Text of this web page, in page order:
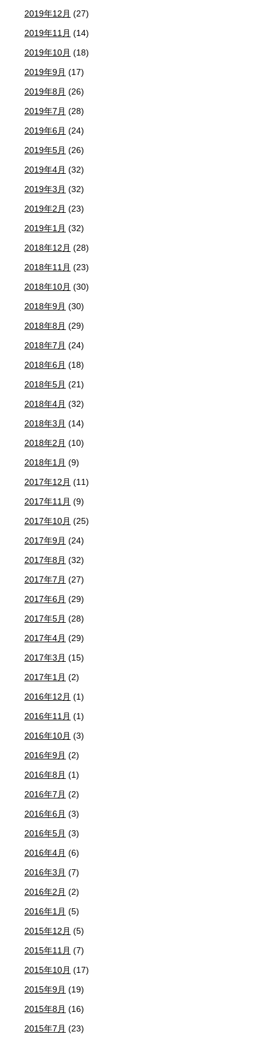
2019年12月 (27)
2019年11月 (14)
2019年10月 (18)
2019年9月 (17)
2019年8月 (26)
2019年7月 (28)
2019年6月 (24)
2019年5月 (26)
2019年4月 (32)
2019年3月 (32)
2019年2月 (23)
2019年1月 (32)
2018年12月 (28)
2018年11月 (23)
2018年10月 (30)
2018年9月 (30)
2018年8月 (29)
2018年7月 (24)
2018年6月 (18)
2018年5月 (21)
2018年4月 (32)
2018年3月 (14)
2018年2月 (10)
2018年1月 (9)
2017年12月 (11)
2017年11月 (9)
2017年10月 (25)
2017年9月 (24)
2017年8月 (32)
2017年7月 (27)
2017年6月 (29)
2017年5月 (28)
2017年4月 (29)
2017年3月 (15)
2017年1月 (2)
2016年12月 (1)
2016年11月 (1)
2016年10月 (3)
2016年9月 (2)
2016年8月 (1)
2016年7月 (2)
2016年6月 (3)
2016年5月 (3)
2016年4月 (6)
2016年3月 (7)
2016年2月 (2)
2016年1月 (5)
2015年12月 (5)
2015年11月 (7)
2015年10月 (17)
2015年9月 (19)
2015年8月 (16)
2015年7月 (23)